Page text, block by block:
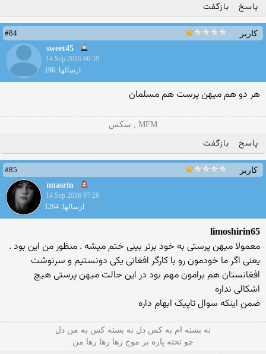
پاسخ بازگفت
کاربر
#84
sweet45
14 Sep 2016 06:59
ارسالها: 196
هر دو هم میهن پرست هم مسلمان
MFM , سکس
پاسخ بازگفت
کاربر
#85
nnasrin
14 Sep 2016 07:26
ارسالها: 1264
limoshirin65
معمولا میهن پرستی به خود برتر بینی ختم میشه . منظور من این بود .
یعنی اگر ما خودمون رو با کارگر افغانی یکی دونستیم و سرنوشت
افغانستان هم برامون مهم بود در این حالت میهن پرستی هیچ
اشکالی نداره
ضمن اینکه سوال تاپیک ابهام داره
نه بسته ام به کس دل نه بسته کس به من دل
چو تخته پاره بر موج رها رها رها من